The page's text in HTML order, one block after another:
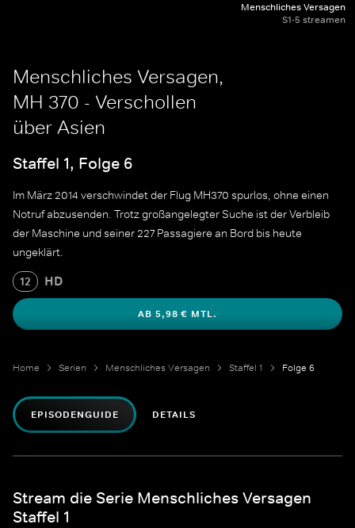
Menschliches Versagen
S1-5 streamen
Menschliches Versagen,
MH 370 - Verschollen
über Asien
Staffel 1, Folge 6
Im März 2014 verschwindet der Flug MH370 spurlos, ohne einen
Notruf abzusenden. Trotz großangelegter Suche ist der Verbleib
der Maschine und seiner 227 Passagiere an Bord bis heute
ungeklärt.
12 HD
AB 5,98 € MTL.
Home Serien Menschliches Versagen Staffel 1 Folge 6
EPISODENGUIDE DETAILS
Stream die Serie Menschliches Versagen
Staffel 1